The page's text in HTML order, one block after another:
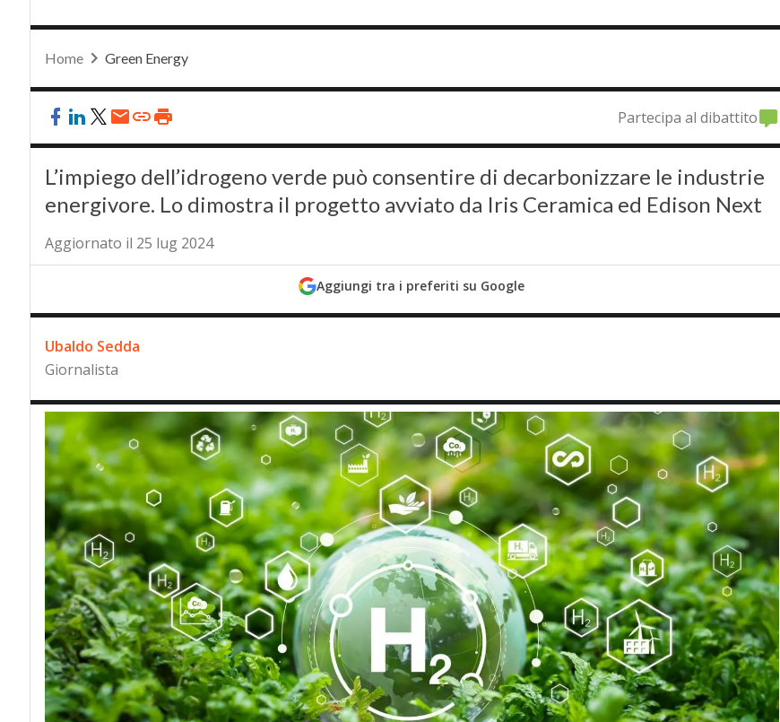
Home Green Energy
Partecipa al dibattito
L’impiego dell’idrogeno verde può consentire di decarbonizzare le industrie
energivore. Lo dimostra il progetto avviato da Iris Ceramica ed Edison Next
Aggiornato il 25 lug 2024
Aggiungi tra i preferiti su Google
Ubaldo Sedda
Giornalista
C
case history